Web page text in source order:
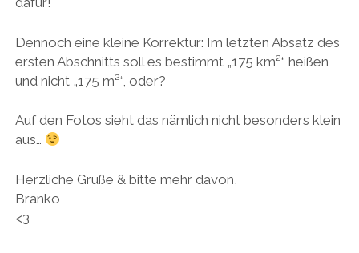
Dennoch eine kleine Korrektur: Im letzten Absatz des
ersten Abschnitts soll es bestimmt „175 km²“ heißen
und nicht „175 m²“, oder?
Auf den Fotos sieht das nämlich nicht besonders klein
aus…
Herzliche Grüße & bitte mehr davon,
Branko
<3